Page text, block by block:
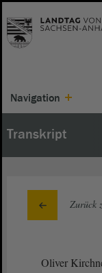
Navigation
Transkript
Zurück
Oliver